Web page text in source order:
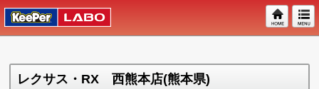
レクサス・RX 西熊本店(熊本県)